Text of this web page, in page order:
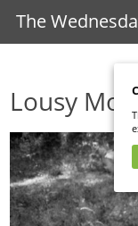
The
Lousy